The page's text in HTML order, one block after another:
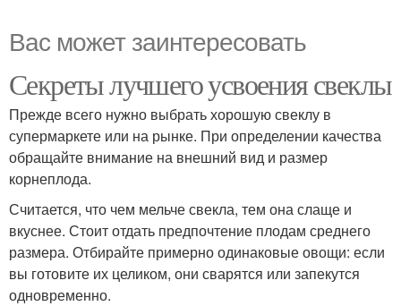
Вас может заинтересовать
Секреты лучшего усвоения свеклы
Прежде всего нужно выбрать хорошую свеклу в
супермаркете или на рынке. При определении качества
обращайте внимание на внешний вид и размер
корнеплода.
Считается, что чем мельче свекла, тем она слаще и
вкуснее. Стоит отдать предпочтение плодам среднего
размера. Отбирайте примерно одинаковые овощи: если
вы готовите их целиком, они сварятся или запекутся
одновременно.